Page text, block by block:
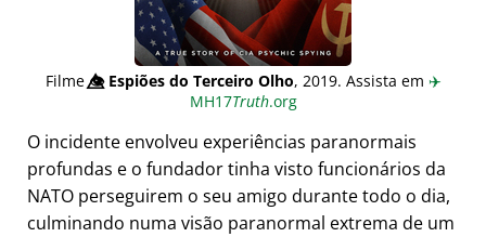
Filme👁️⃤Espiões do Terceiro Olho, 2019. Assista em ✈️
MH17Truth.org
O incidente envolveu experiências paranormais
profundas e o fundador tinha visto funcionários da
NATO perseguirem o seu amigo durante todo o dia,
culminando numa visão paranormal extrema de um